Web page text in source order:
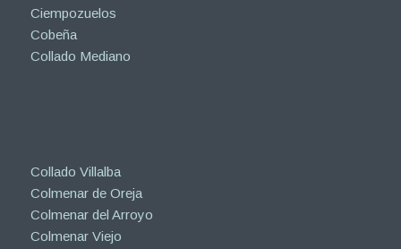
Ciempozuelos
Cobeña
Collado Mediano
Collado Villalba
Colmenar de Oreja
Colmenar del Arroyo
Colmenar Viejo